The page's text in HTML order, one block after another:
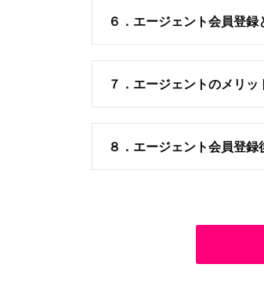
６．エージェント会員登
７．エージェントのメリッ
８．エージェント会員登